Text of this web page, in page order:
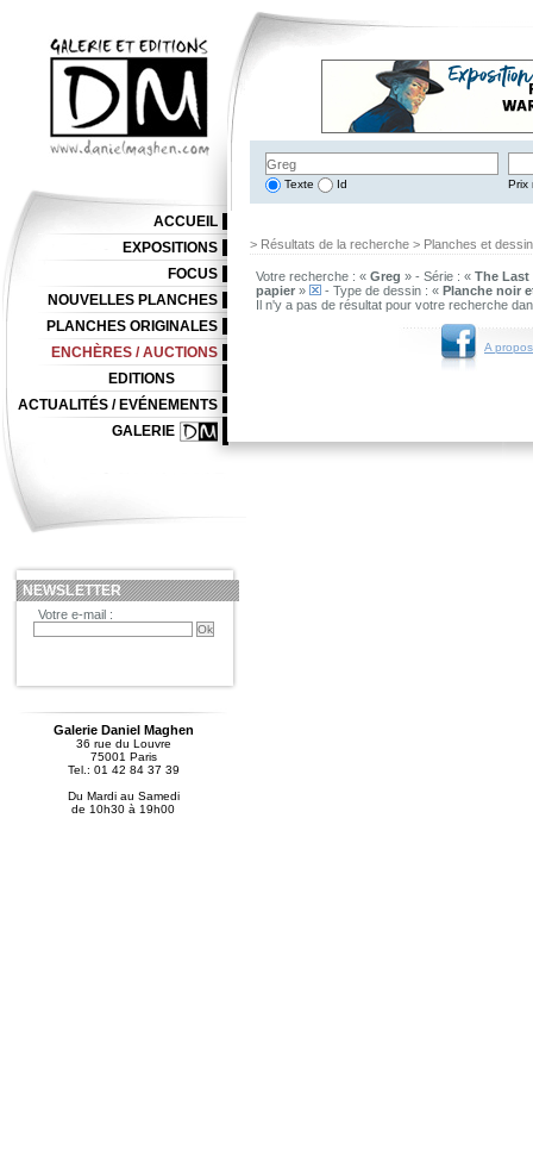
Texte Id Prix
> Résultats de la recherche > Planches et
Votre recherche : « Greg » - Série : « The Last
papier » - Type de dessin : « Planche noir
Il n'y a pas de résultat pour votre recherche
A
ACCUEIL
EXPOSITIONS
FOCUS
NOUVELLES PLANCHES
PLANCHES ORIGINALES
ENCHÈRES / AUCTIONS
EDITIONS
ACTUALITÉS / EVÉNEMENTS
GALERIE
NEWSLETTER
Votre e-mail :
Galerie Daniel Maghen
36 rue du Louvre
75001 Paris
Tel.: 01 42 84 37 39
Du Mardi au Samedi
de 10h30 à 19h00